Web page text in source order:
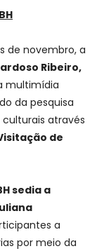
de novembro, a
Ribeiro,
multimídia
da pesquisa
através
de
sedia a
a
por meio da